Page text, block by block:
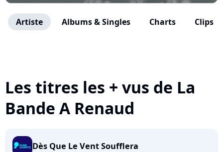
Artiste Albums & Singles Charts Clips
Les titres les + vus de La
Bande A Renaud
Dès Que Le Vent Soufflera